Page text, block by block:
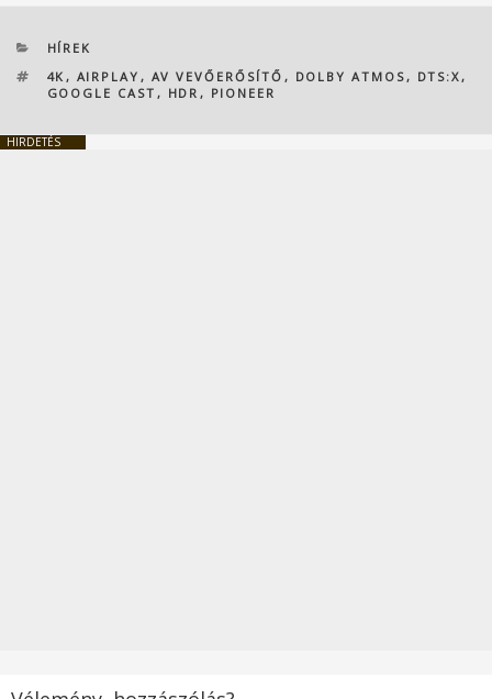
KATEGÓRIÁK
HÍREK
CÍMKÉK
4K , AIRPLAY , AV VEVŐERŐSÍTŐ , DOLBY ATMOS , DTS:X ,
GOOGLE CAST , HDR , PIONEER
HIRDETÉS